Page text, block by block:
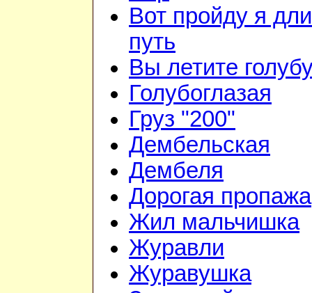
Вот пройду я
путь
Вы летите
Голубоглазая
Груз "200"
Дембельская
Дембеля
Дорогая пропажа
Жил мальчишка
Журавли
Журавушка